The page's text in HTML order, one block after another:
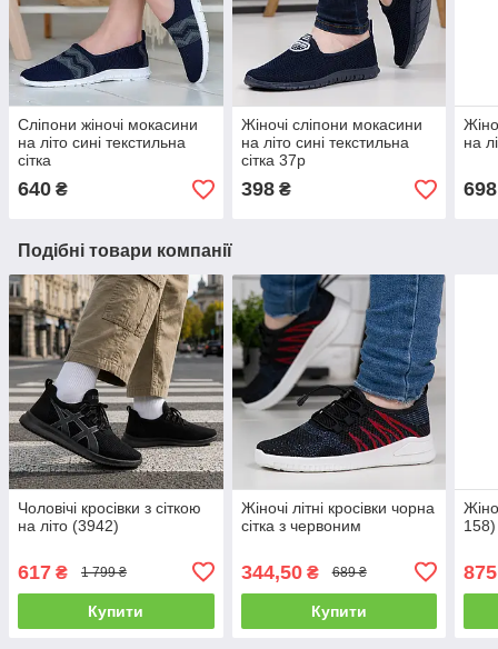
Сліпони жіночі мокасини
на літо сині текстильна
сітка
640 ₴
Жіночі сліпони мокасини
на літо сині текстильна
сітка 37р
398₴
на
698
Подібні товари компанії
Чоловічі кросівки з сіткою
на літо (3942)
617 ₴ 1 799 ₴
Купити
Жіночі літні кросівки чорна
сітка з червоним
344,50₴ 689 ₴
Купити
158)
875